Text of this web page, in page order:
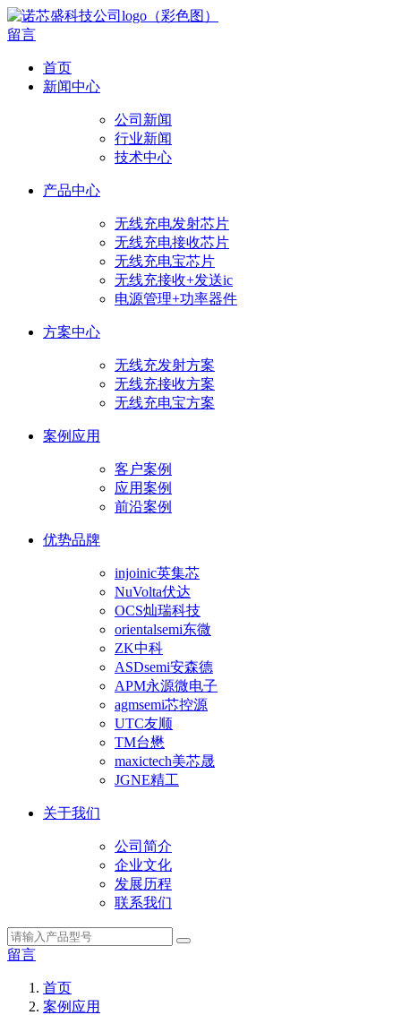
留言
首页
新闻中心
公司新闻
行业新闻
技术中心
产品中心
无线充电发射芯片
无线充电接收芯片
无线充电宝芯片
无线充接收+发送ic
电源管理+功率器件
方案中心
无线充发射方案
无线充接收方案
无线充电宝方案
案例应用
客户案例
应用案例
前沿案例
优势品牌
injoinic英集芯
NuVolta伏达
OCS灿瑞科技
orientalsemi东微
ZK中科
ASDsemi安森德
APM永源微电子
agmsemi芯控源
UTC友顺
TM台懋
maxictech美芯晟
JGNE精工
关于我们
公司简介
企业文化
发展历程
联系我们
留言
首页
案例应用